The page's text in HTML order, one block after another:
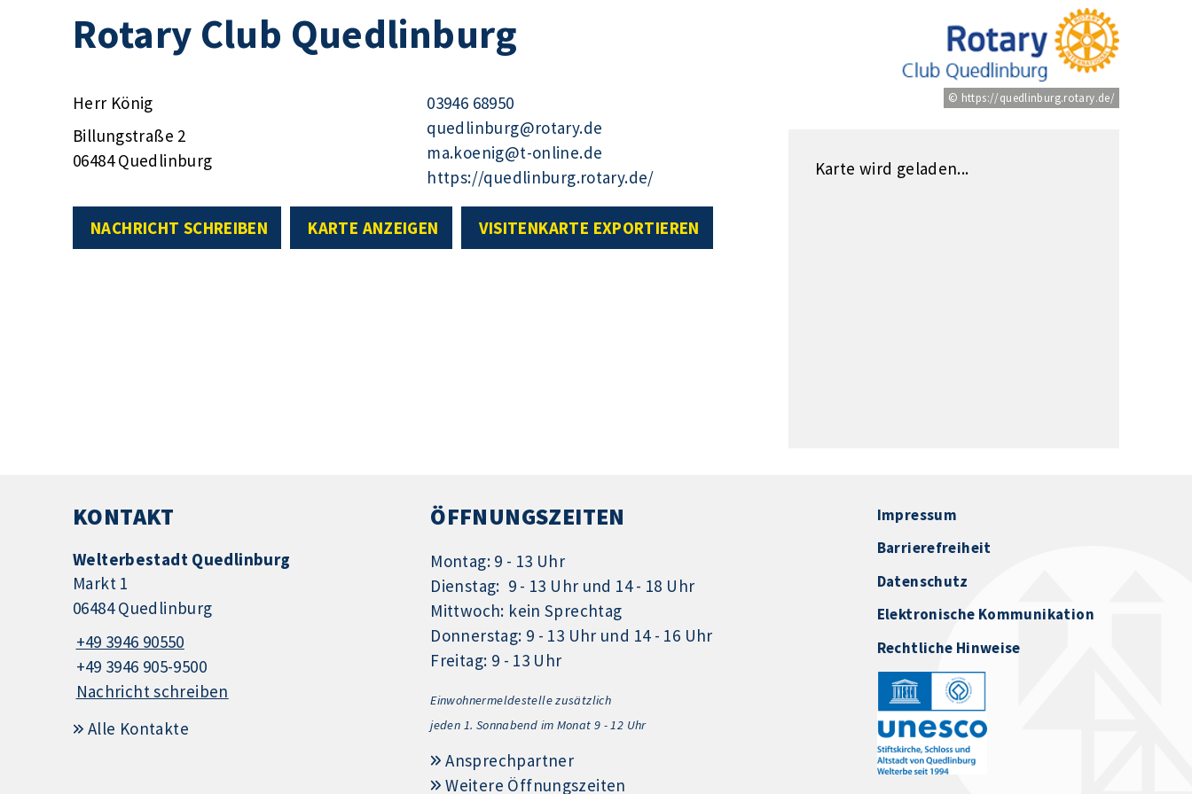
Rotary Club Quedlinburg
Herr König
Billungstraße 2
06484 Quedlinburg
03946 68950
quedlinburg@rotary.de
ma.koenig@t-online.de
https://quedlinburg.rotary.de/
NACHRICHT SCHREIBEN KARTE ANZEIGEN VISITENKARTE EXPORTIEREN
© https://quedlinburg.rotary.de/
Karte wird geladen...
KONTAKT
Welterbestadt Quedlinburg
Markt 1
06484 Quedlinburg
+49 3946 90550
+49 3946 905-9500
Nachricht schreiben
Alle Kontakte
ÖFFNUNGSZEITEN
Montag: 9 - 13 Uhr
Dienstag: 9 - 13 Uhr und 14 - 18 Uhr
Mittwoch: kein Sprechtag
Donnerstag: 9 - 13 Uhr und 14 - 16 Uhr
Freitag: 9 - 13 Uhr
Einwohnermeldestelle zusätzlich
jeden 1. Sonnabend im Monat 9 - 12 Uhr
Ansprechpartner
Weitere Öffnungszeiten
Impressum
Barrierefreiheit
Datenschutz
Elektronische Kommunikation
Rechtliche Hinweise